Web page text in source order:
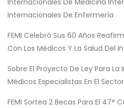
Internacionales De Medicina
Internacionales De Enfermería
FEMI Celebró Sus 60 Años
Con Los Médicos Y La Salud Del
Sobre El Proyecto De Ley Para
Médicos Especialistas En El
FEMI Sortea 2 Becas Para El 47°